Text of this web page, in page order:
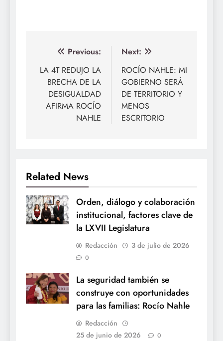
Navegación
de
entradas
Previous:
LA 4T REDUJO LA
BRECHA DE LA
DESIGUALDAD
AFIRMA ROCÍO
NAHLE
Next:
ROCÍO NAHLE: MI
GOBIERNO SERÁ
DE TERRITORIO Y
MENOS
ESCRITORIO
Related News
Orden, diálogo y colaboración
institucional, factores clave de
la LXVII Legislatura
Redacción 3 de julio de 2026
0
La seguridad también se
construye con oportunidades
para las familias: Rocío Nahle
Redacción
25 de junio de 2026
0